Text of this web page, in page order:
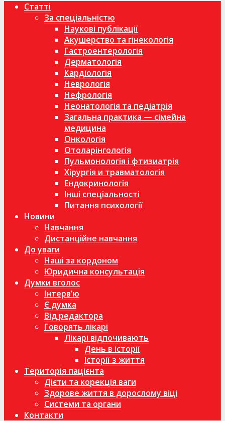
Статті
За спеціальністю
Наукові публікації
Акушерство та гінекологія
Гастроентерологія
Дерматологія
Кардіологія
Неврологія
Нефрологія
Неонатологія та педіатрія
Загальна практика — сімейна
медицина
Онкологія
Отоларінгологія
Пульмонологія і фтизиатрія
Хірургія и травматологія
Ендокринологія
Інші спеціальності
Питання психології
Новини
Навчання
Дистанційне навчання
До уваги
Наші за кордоном
Юридична консультація
Думки вголос
Інтерв’ю
Є думка
Від редактора
Говорять лікарі
Лікарі відпочивають
День в історії
Історії з життя
Територія пацієнта
Дієти та корекція ваги
Здорове життя в дорослому віці
Системи та органи
Контакти